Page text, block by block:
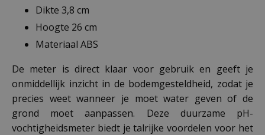
Dikte 3,8 cm
Hoogte 26 cm
Materiaal ABS
De meter is direct klaar voor gebruik en geeft je
onmiddellijk inzicht in de bodemgesteldheid, zodat je
precies weet wanneer je moet water geven of de
grond moet aanpassen. Deze duurzame pH-
vochtigheidsmeter biedt je talrijke voordelen voor het